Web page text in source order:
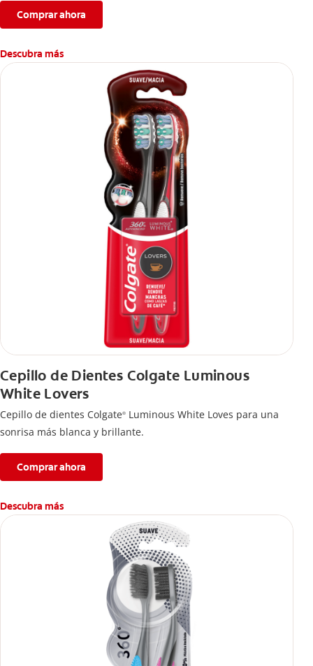
Comprar ahora
Descubra más
Cepillo de Dientes Colgate Luminous
White Lovers
Cepillo de dientes Colgate® Luminous White Loves para una
sonrisa más blanca y brillante.
Comprar ahora
Descubra más